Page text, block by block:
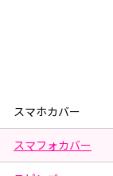
スマホカバー
スマフォカバー